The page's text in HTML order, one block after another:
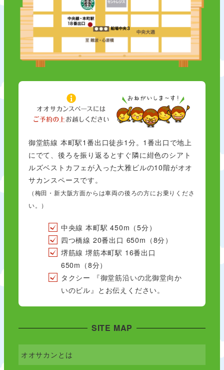
御堂筋線 本町駅1番出口徒歩1分。1番出口で地上
にでて、後ろを振り返るとすぐ隣に紺色のシアト
ルズベストカフェが入った大雅ビルの10階がオオ
サカンスペースです。
（梅田・新大阪方面からは車両の後ろの方にお乗りくださ
い。）
中央線 本町駅 450m（5分）
四つ橋線 20番出口 650m（8分）
堺筋線 堺筋本町駅 16番出口
650m（8分）
タクシー 『御堂筋沿いの北御堂向か
いのビル』とお伝えください。
SITE MAP
オオサカンとは